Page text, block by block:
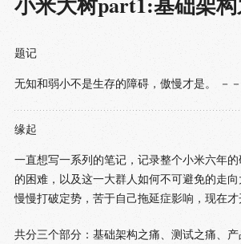
题记
无知和弱小不是生存的障碍，傲慢才是。 －－
缘起
一直想写一系列的笔记，记录整个小米六年
的困难，以及这一大群人如何不可避免的走
慢慢打破定势，苦于自己拖延症影响，现在才
共分三个部分：基础架构之痛、测试之痛、